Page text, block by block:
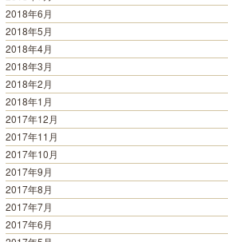
2018年6月
2018年5月
2018年4月
2018年3月
2018年2月
2018年1月
2017年12月
2017年11月
2017年10月
2017年9月
2017年8月
2017年7月
2017年6月